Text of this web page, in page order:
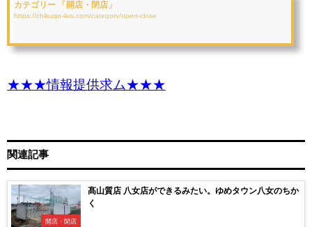
カテゴリー 「開店・閉店」
https://chikugo-ikoi.com/category/open-close
★★★情報提供求ム★★★
関連記事
開店・閉店
髙山質店 八女店ができるみたい。ゆめタウン八女のちか
く